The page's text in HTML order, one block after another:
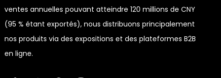
ventes annuelles pouvant atteindre 120 millions de CNY
(95 % étant exportés), nous distribuons principalement
nos produits via des expositions et des plateformes B2B
en ligne.